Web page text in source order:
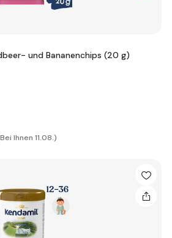
und Bananenchips (20 g)
Ihnen 11.08.)